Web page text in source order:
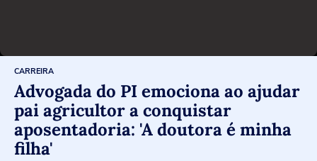
CARREIRA
Advogada do PI emociona ao ajudar
pai agricultor a conquistar
aposentadoria: 'A doutora é minha
filha'